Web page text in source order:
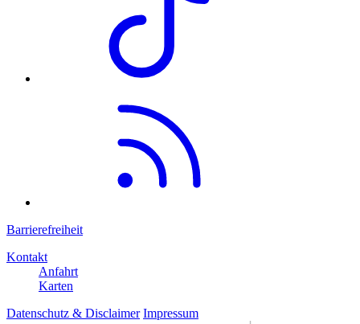
Barrierefreiheit
Kontakt
Anfahrt
Karten
Datenschutz & Disclaimer Impressum